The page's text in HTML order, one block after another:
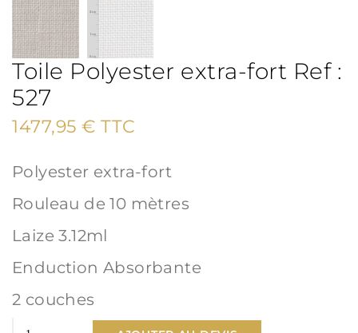
Toile Polyester extra-fort Ref :
527
1477,95 € TTC
Polyester extra-fort
Rouleau de 10 mètres
Laize 3.12ml
Enduction Absorbante
2 couches